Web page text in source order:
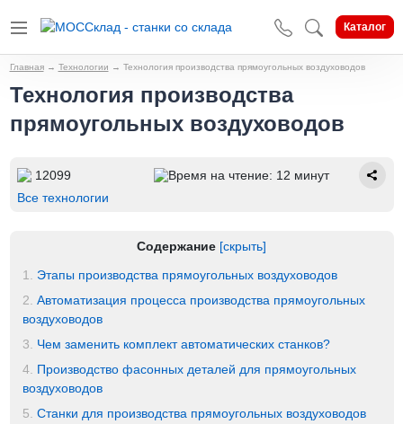
Каталог
Главная → Технологии → Технология производства прямоугольных воздуховодов
Технология производства
прямоугольных воздуховодов
12099
Время на чтение: 12 минут
Все технологии
Содержание [скрыть]
1.
Этапы производства прямоугольных воздуховодов
2. Автоматизация процесса производства прямоугольных
воздуховодов
3.
Чем заменить комплект автоматических станков?
4. Производство фасонных деталей для прямоугольных
воздуховодов
5. Станки для производства прямоугольных воздуховодов